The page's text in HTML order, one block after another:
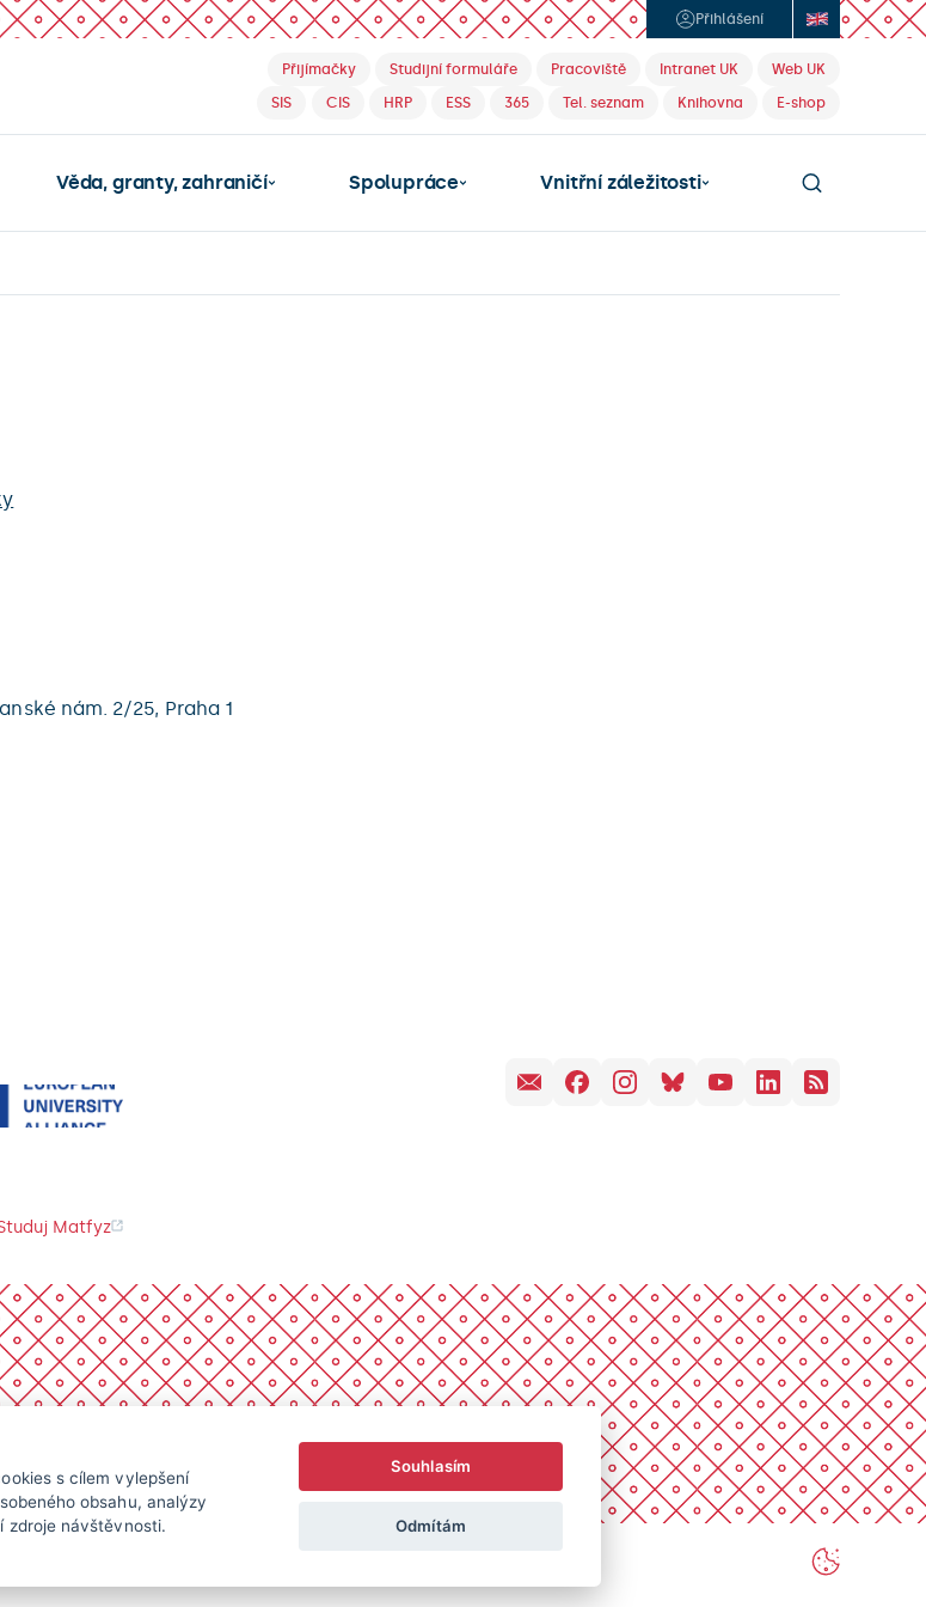
Přihlášení
Přijímačky Studijní formuláře Pracoviště Intranet UK
Web UK
SIS
CIS HRP ESS 365 Tel. seznam Knihovna E-shop
Věda, granty, zahraničí Spolupráce Vnitřní záležitosti
nám. 2/25, Praha 1
Matfyz
s cílem vylepšení
obsahu, analýzy
zdroje návštěvnosti.
Souhlasím
Odmítám